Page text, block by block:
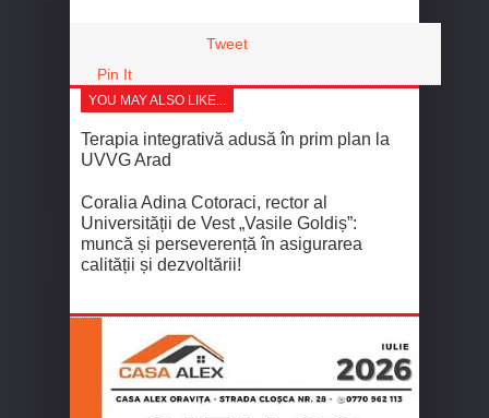
Tweet
Pin It
YOU MAY ALSO LIKE...
Terapia integrativă adusă în prim plan la
UVVG Arad
Coralia Adina Cotoraci, rector al
Universității de Vest „Vasile Goldiș”:
muncă și perseverență în asigurarea
calității și dezvoltării!